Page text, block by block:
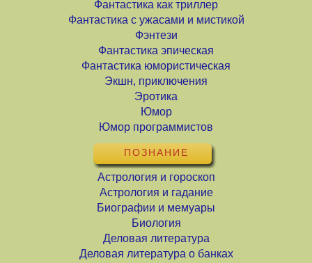
Фантастика как триллер
Фантастика с ужасами и мистикой
Фэнтези
Фантастика эпическая
Фантастика юмористическая
Экшн, приключения
Эротика
Юмор
Юмор программистов
ПОЗНАНИЕ
Астрология и гороскоп
Астрология и гадание
Биографии и мемуары
Биология
Деловая литература
Деловая литература о банках